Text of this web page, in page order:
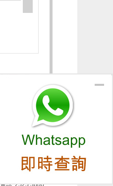
9028
3737
話: 2525 3600